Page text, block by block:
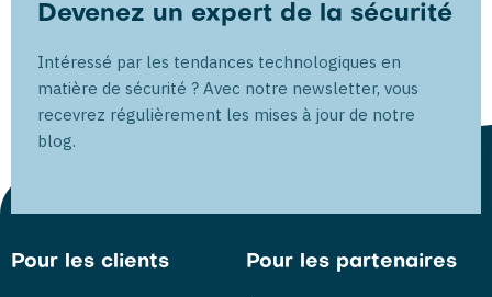
Devenez un expert de la sécurité
Intéressé par les tendances technologiques en
matière de sécurité ? Avec notre newsletter, vous
recevrez régulièrement les mises à jour de notre
blog.
Pour les clients Pour les partenaires